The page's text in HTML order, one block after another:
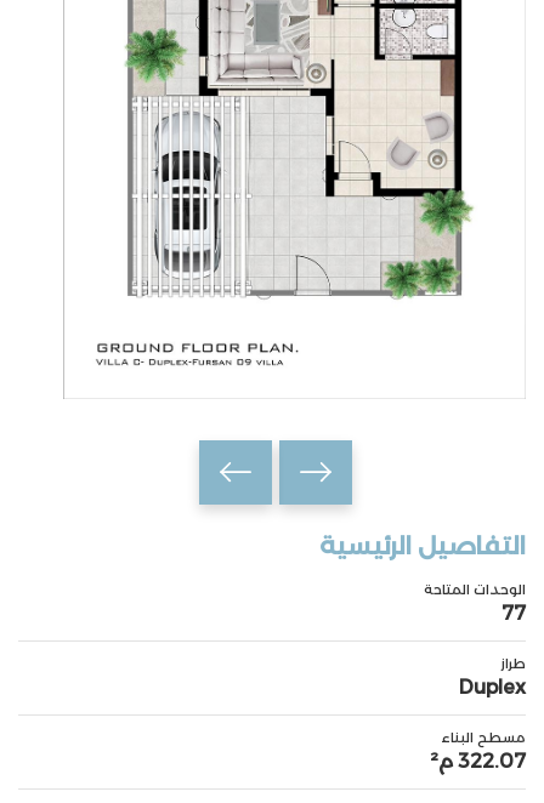
التفاصيل الرئيسية
الوحدات المتاحة
77
طراز
Duplex
مسطح البناء
322.07 م²